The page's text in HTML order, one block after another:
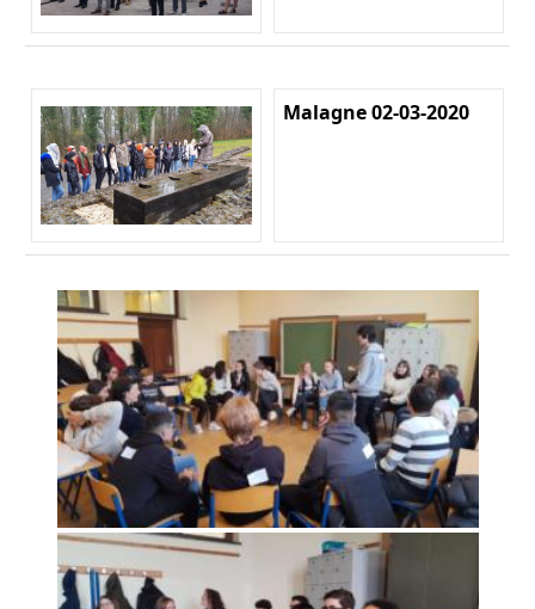
Malagne 02-03-2020